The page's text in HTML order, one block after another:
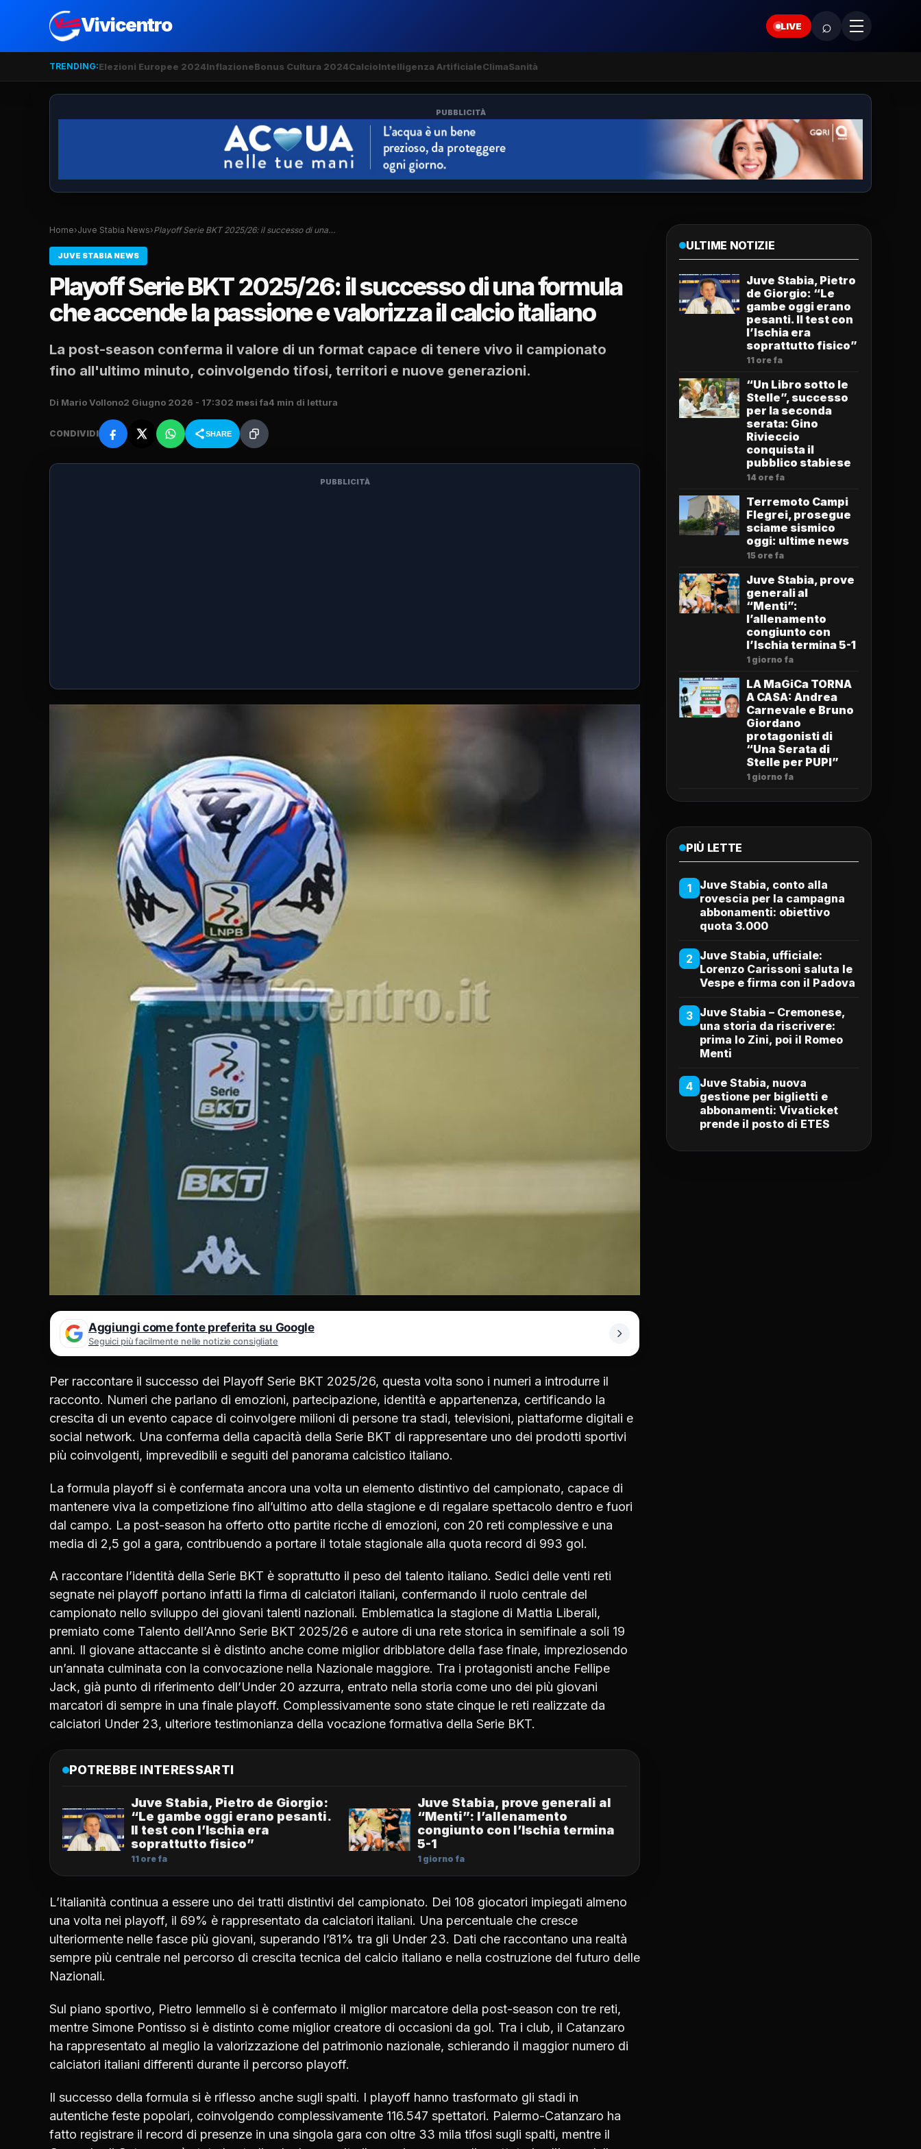
Vivicentro LIVE ⌕
TRENDING:Elezioni Europee 2024InflazioneBonus Cultura 2024CalcioIntelligenza ArtificialeClimaSanità
PUBBLICITÀ
Home›Juve Stabia News›Playoff Serie BKT 2025/26: il successo di una…
JUVE STABIA NEWS
Playoff Serie BKT 2025/26: il successo di una formula
che accende la passione e valorizza il calcio italiano
La post-season conferma il valore di un format capace di tenere vivo il campionato
fino all'ultimo minuto, coinvolgendo tifosi, territori e nuove generazioni.
Di Mario Vollono2 Giugno 2026 - 17:302 mesi fa4 min di lettura
CONDIVIDI SHARE
PUBBLICITÀ
Aggiungi come fonte preferita su Google
Seguici più facilmente nelle notizie consigliate
Per raccontare il successo dei Playoff Serie BKT 2025/26, questa volta sono i numeri a introdurre il
racconto. Numeri che parlano di emozioni, partecipazione, identità e appartenenza, certificando la
crescita di un evento capace di coinvolgere milioni di persone tra stadi, televisioni, piattaforme digitali e
social network. Una conferma della capacità della Serie BKT di rappresentare uno dei prodotti sportivi
più coinvolgenti, imprevedibili e seguiti del panorama calcistico italiano.
La formula playoff si è confermata ancora una volta un elemento distintivo del campionato, capace di
mantenere viva la competizione fino all’ultimo atto della stagione e di regalare spettacolo dentro e fuori
dal campo. La post-season ha offerto otto partite ricche di emozioni, con 20 reti complessive e una
media di 2,5 gol a gara, contribuendo a portare il totale stagionale alla quota record di 993 gol.
A raccontare l’identità della Serie BKT è soprattutto il peso del talento italiano. Sedici delle venti reti
segnate nei playoff portano infatti la firma di calciatori italiani, confermando il ruolo centrale del
campionato nello sviluppo dei giovani talenti nazionali. Emblematica la stagione di Mattia Liberali,
premiato come Talento dell’Anno Serie BKT 2025/26 e autore di una rete storica in semifinale a soli 19
anni. Il giovane attaccante si è distinto anche come miglior dribblatore della fase finale, impreziosendo
un’annata culminata con la convocazione nella Nazionale maggiore. Tra i protagonisti anche Fellipe
Jack, già punto di riferimento dell’Under 20 azzurra, entrato nella storia come uno dei più giovani
marcatori di sempre in una finale playoff. Complessivamente sono state cinque le reti realizzate da
calciatori Under 23, ulteriore testimonianza della vocazione formativa della Serie BKT.
POTREBBE INTERESSARTI
Juve Stabia, Pietro de Giorgio:
“Le gambe oggi erano pesanti.
Il test con l’Ischia era
soprattutto fisico”
11 ore fa
Juve Stabia, prove generali al
“Menti”: l’allenamento
congiunto con l’Ischia termina
5-1
1 giorno fa
L’italianità continua a essere uno dei tratti distintivi del campionato. Dei 108 giocatori impiegati almeno
una volta nei playoff, il 69% è rappresentato da calciatori italiani. Una percentuale che cresce
ulteriormente nelle fasce più giovani, superando l’81% tra gli Under 23. Dati che raccontano una realtà
sempre più centrale nel percorso di crescita tecnica del calcio italiano e nella costruzione del futuro delle
Nazionali.
Sul piano sportivo, Pietro Iemmello si è confermato il miglior marcatore della post-season con tre reti,
mentre Simone Pontisso si è distinto come miglior creatore di occasioni da gol. Tra i club, il Catanzaro
ha rappresentato al meglio la valorizzazione del patrimonio nazionale, schierando il maggior numero di
calciatori italiani differenti durante il percorso playoff.
Il successo della formula si è riflesso anche sugli spalti. I playoff hanno trasformato gli stadi in
autentiche feste popolari, coinvolgendo complessivamente 116.547 spettatori. Palermo-Catanzaro ha
fatto registrare il record di presenze in una singola gara con oltre 33 mila tifosi sugli spalti, mentre il
ULTIME NOTIZIE
Juve Stabia, Pietro
de Giorgio: “Le
gambe oggi erano
pesanti. Il test con
l’Ischia era
soprattutto fisico”
11 ore fa
“Un Libro sotto le
Stelle”, successo
per la seconda
serata: Gino
Rivieccio
conquista il
pubblico stabiese
14 ore fa
Terremoto Campi
Flegrei, prosegue
sciame sismico
oggi: ultime news
15 ore fa
Juve Stabia, prove
generali al
“Menti”:
l’allenamento
congiunto con
l’Ischia termina 5-1
1 giorno fa
LA MaGiCa TORNA
A CASA: Andrea
Carnevale e Bruno
Giordano
protagonisti di
“Una Serata di
Stelle per PUPI”
1 giorno fa
PIÙ LETTE
1
Juve Stabia, conto alla
rovescia per la campagna
abbonamenti: obiettivo
quota 3.000
2 Juve Stabia, ufficiale:
Lorenzo Carissoni saluta le
Vespe e firma con il Padova
3 Juve Stabia – Cremonese,
una storia da riscrivere:
prima lo Zini, poi il Romeo
Menti
4 Juve Stabia, nuova
gestione per biglietti e
abbonamenti: Vivaticket
prende il posto di ETES